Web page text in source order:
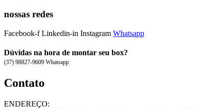
nossas redes
Facebook-f Linkedin-in Instagram Whatsapp
Dúvidas na hora de montar seu box?
(37) 98827-9609 Whatsapp
Contato
ENDEREÇO: